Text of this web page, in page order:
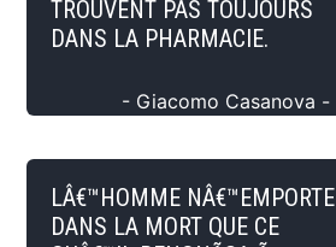
TROUVENT PAS TOUJOURS
DANS LA PHARMACIE.
- Giacomo Casanova -
LÂ€™HOMME NÂ€™EMPORTE
DANS LA MORT QUE CE